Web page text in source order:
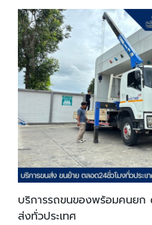
บริการรถขนของพร้อมคนยก
ส่งทั่วประเทศ